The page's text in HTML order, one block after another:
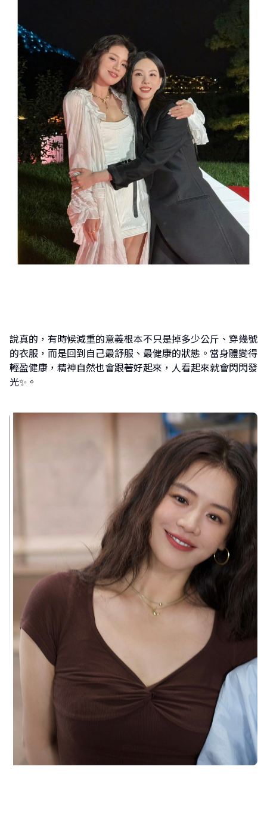
說真的，有時候減重的意義根本不只是掉多少公斤、穿幾號
的衣服，而是回到自己最舒服、最健康的狀態。當身體變得
輕盈健康，精神自然也會跟著好起來，人看起來就會閃閃發
光✨。